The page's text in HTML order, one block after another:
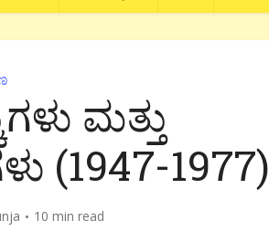
ಮತ್ತು
(1947-1977)
10 min read